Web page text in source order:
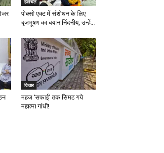
हलचल
पोक्सो एक्ट में संशोधन के लिए
बृजभूषण का बयान निंदनीय, उन्हें...
विचार
महज ‘सफाई’ तक सिमट गये
महात्मा गांधी!